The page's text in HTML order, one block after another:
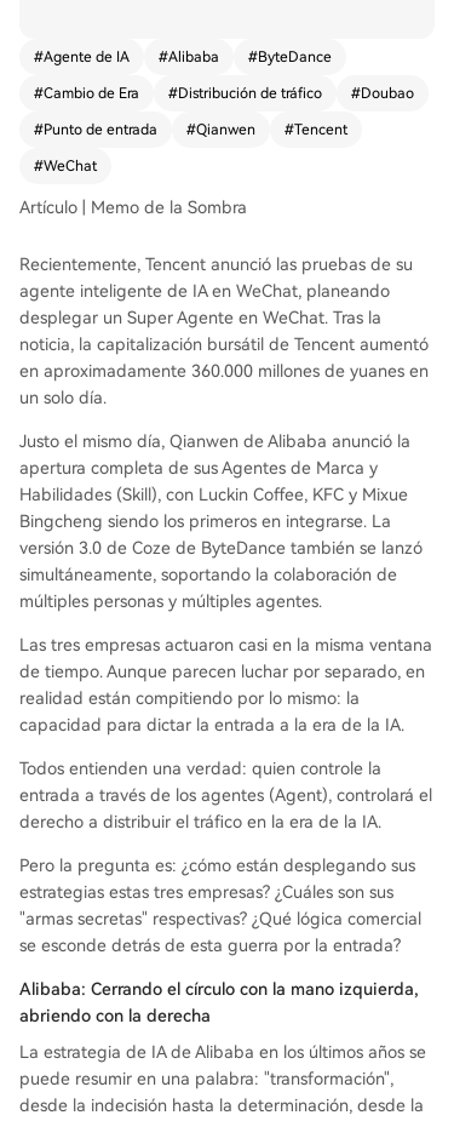
el tráfico en la nueva era de la IA. Alibaba está tr
ansformando su aplicación Qianwen en un "sup
eragente" capaz de gestionar múltiples servicios
y, recientemente, ha abierto su plataforma para
que marcas externas como Luckin Coffee y KFC
e cerrado a uno abierto. Su estrategia se basa e
n un "dúo" con la app Quark para tareas de infor
mación y Qianwen para tareas complejas de la v
ida diaria. ByteDance, con su aplicación Doubao
que supera los 300 millones de usuarios activos
mensuales, está adoptando una estrategia integ
personalizados, y está expandiendo su presenci
a a hardware, como teléfonos AI y gafas intelige
ntes, buscando que Doubao sea omnipresente.
Tencent, por su parte, está preparando su movi
miento más estratégico: integrar un Agent direct
amente en WeChat, la aplicación con 1.400 millo
nes de usuarios. Este agente, accesible deslizan
s y ejecutarlas automáticamente utilizando los m
illones de mini-programas del ecosistema de We
Chat, transformando la aplicación en un sistema
operativo de servicios. La competencia subyace
nte es por el control del "punto de...
#Agente de IA #Alibaba #ByteDance
#Cambio de Era #Distribución de tráfico #Doubao
#Punto de entrada #Qianwen #Tencent
#WeChat
Artículo | Memo de la Sombra
Recientemente, Tencent anunció las pruebas de su
agente inteligente de IA en WeChat, planeando
desplegar un Super Agente en WeChat. Tras la
noticia, la capitalización bursátil de Tencent aumentó
en aproximadamente 360.000 millones de yuanes en
un solo día.
Justo el mismo día, Qianwen de Alibaba anunció la
apertura completa de sus Agentes de Marca y
Habilidades (Skill), con Luckin Coffee, KFC y Mixue
Bingcheng siendo los primeros en integrarse. La
versión 3.0 de Coze de ByteDance también se lanzó
simultáneamente, soportando la colaboración de
múltiples personas y múltiples agentes.
Las tres empresas actuaron casi en la misma ventana
de tiempo. Aunque parecen luchar por separado, en
realidad están compitiendo por lo mismo: la
capacidad para dictar la entrada a la era de la IA.
Todos entienden una verdad: quien controle la
entrada a través de los agentes (Agent), controlará el
derecho a distribuir el tráfico en la era de la IA.
Pero la pregunta es: ¿cómo están desplegando sus
estrategias estas tres empresas? ¿Cuáles son sus
"armas secretas" respectivas? ¿Qué lógica comercial
se esconde detrás de esta guerra por la entrada?
Alibaba: Cerrando el círculo con la mano izquierda,
abriendo con la derecha
La estrategia de IA de Alibaba en los últimos años se
puede resumir en una palabra: "transformación",
desde la indecisión hasta la determinación, desde la